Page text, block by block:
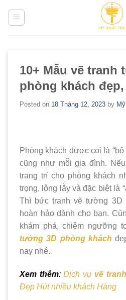
10+ Mẫu vẽ tranh
phòng khách
Posted on 18 Tháng 12, 2023 by
Phòng khách được coi là “bộ
cũng như mỗi gia đình.
trang trí cho phòng khách
trọng, lộng lẫy và đặc biệt là
Thì bức tranh vẽ tường
hoàn hảo dành cho bạn.
khám phá, chiêm ngưỡng
tường 3D phòng khách
nay nhé.
Xem thêm: Dịch vụ vẽ
Đẹp Hút nhiều khách Hàng